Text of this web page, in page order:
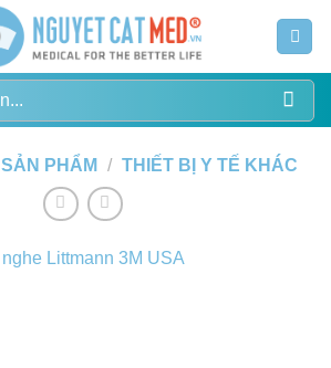
SẢN PHẨM / THIẾT BỊ Y TẾ KHÁC